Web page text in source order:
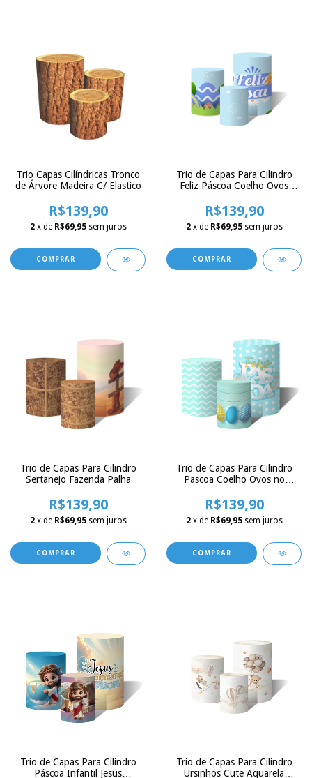
Trio Capas Cilíndricas Tronco
de Árvore Madeira C/ Elastico
R$139,90
2 x de R$69,95 sem juros
Trio de Capas Para Cilindro
Feliz Páscoa Coelho Ovos
R$139,90
2 x de R$69,95 sem juros
Trio de Capas Para Cilindro
Sertanejo Fazenda Palha
R$139,90
2 x de R$69,95 sem juros
Trio de Capas Para Cilindro
Pascoa Coelho Ovos no
R$139,90
2 x de R$69,95 sem juros
Trio de Capas Para Cilindro
Páscoa Infantil Jesus
Trio de Capas Para Cilindro
Ursinhos Cute Aquarela